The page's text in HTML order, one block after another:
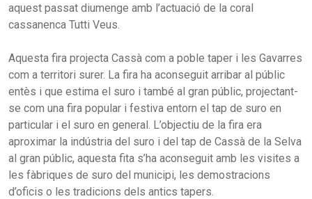
aquest passat diumenge amb l’actuació de la coral
cassanenca Tutti Veus.
Aquesta fira projecta Cassà com a poble taper i les Gavarres
com a territori surer. La fira ha aconseguit arribar al públic
entès i que estima el suro i també al gran públic, projectant-
se com una fira popular i festiva entorn el tap de suro en
particular i el suro en general. L’objectiu de la fira era
aproximar la indústria del suro i del tap de Cassà de la Selva
al gran públic, aquesta fita s’ha aconseguit amb les visites a
les fàbriques de suro del municipi, les demostracions
d’oficis o les tradicions dels antics tapers.